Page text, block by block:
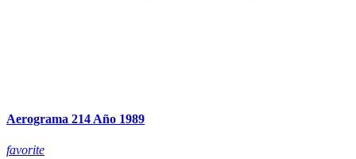
Aerograma 214 Año 1989
favorite